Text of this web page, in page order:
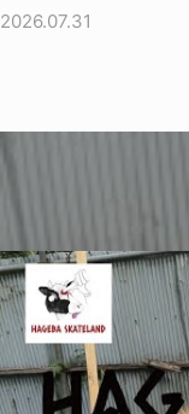
2026.07.31